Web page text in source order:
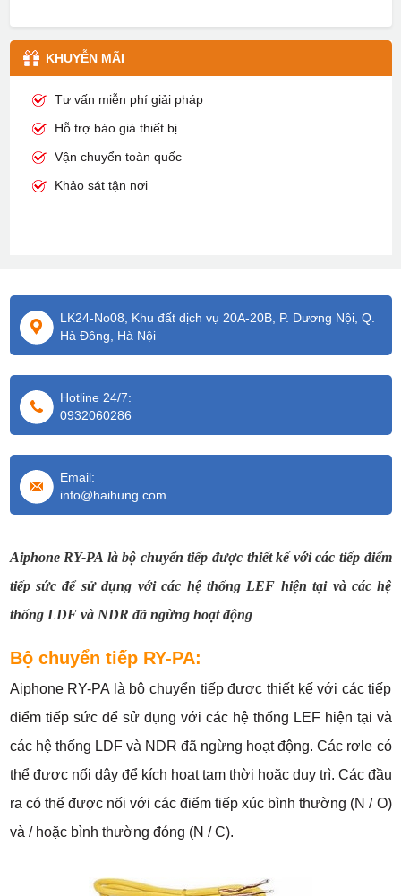
KHUYỄN MÃI
Tư vấn miễn phí giải pháp
Hỗ trợ báo giá thiết bị
Vận chuyển toàn quốc
Khảo sát tận nơi
LK24-No08, Khu đất dịch vụ 20A-20B, P. Dương Nội, Q.
Hà Đông, Hà Nội
Hotline 24/7:
0932060286
Email:
info@haihung.com
Aiphone RY-PA là bộ chuyển tiếp được thiết kế với các tiếp điểm
tiếp sức để sử dụng với các hệ thống LEF hiện tại và các hệ
thống LDF và NDR đã ngừng hoạt động
Bộ chuyển tiếp RY-PA:
Aiphone RY-PA là bộ chuyển tiếp được thiết kế với các tiếp
điểm tiếp sức để sử dụng với các hệ thống LEF hiện tại và
các hệ thống LDF và NDR đã ngừng hoạt động. Các rơle có
thể được nối dây để kích hoạt tạm thời hoặc duy trì. Các đầu
ra có thể được nối với các điểm tiếp xúc bình thường (N / O)
và / hoặc bình thường đóng (N / C).